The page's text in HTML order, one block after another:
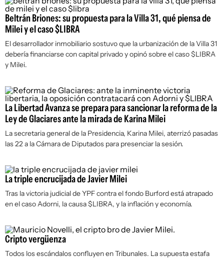
Beltrán Briones: su propuesta para la Villa 31, qué piensa de
Milei y el caso $LIBRA
El desarrollador inmobiliario sostuvo que la urbanización de la Villa 31
debería financiarse con capital privado y opinó sobre el caso $LIBRA
y Milei.
La Libertad Avanza se prepara para sancionar la reforma de la
Ley de Glaciares ante la mirada de Karina Milei
La secretaria general de la Presidencia, Karina Milei, aterrizó pasadas
las 22 a la Cámara de Diputados para presenciar la sesión.
La triple encrucijada de Javier Milei
Tras la victoria judicial de YPF contra el fondo Burford está atrapado
en el caso Adorni, la causa $LIBRA, y la inflación y economía.
Cripto vergüenza
Todos los escándalos confluyen en Tribunales. La supuesta estafa